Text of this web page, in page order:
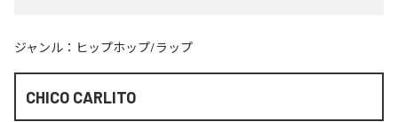
ジャンル： ヒップホップ/ラップ
CHICO CARLITO